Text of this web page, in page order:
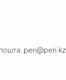
peri@peri.kz